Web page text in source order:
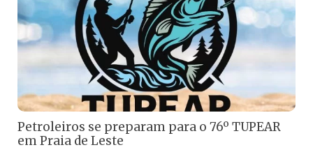
Petroleiros se preparam para o 76º TUPEAR
em Praia de Leste